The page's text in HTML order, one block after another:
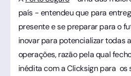
país - entendeu que para
presente e se preparar para o
inovar para potencializar todas
operações, razão pela qual
inédita com a Clicksign para os